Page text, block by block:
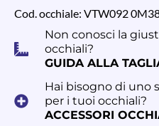
Cod. occhiale: VTW092
Non conosci la
occhiali?
GUIDA ALLA
Hai bisogno di uno
per i tuoi occhiali?
ACCESSORI